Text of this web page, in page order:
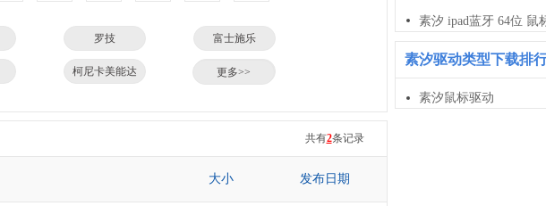
罗技 富士施乐
柯尼卡美能达 小米
更多>>
共有2条记录
大小 发布日期
素汐 ipad蓝牙 64位 鼠
素汐驱动类型下载排
素汐鼠标驱动